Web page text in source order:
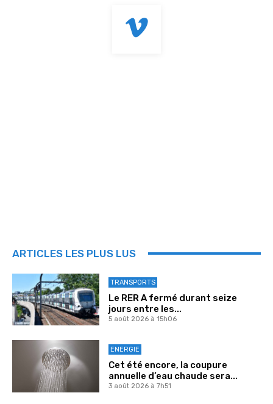
ARTICLES LES PLUS LUS
TRANSPORTS
Le RER A fermé durant seize
jours entre les...
5 août 2026 à 15h06
ENERGIE
Cet été encore, la coupure
annuelle d’eau chaude sera...
3 août 2026 à 7h51